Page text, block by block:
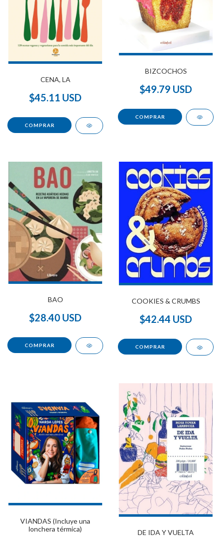
CENA, LA
$45.11 USD
BIZCOCHOS
$49.79 USD
BAO
$28.40 USD
COOKIES & CRUMBS
$42.44 USD
VIANDAS (Incluye una
lonchera térmica)
DE IDA Y VUELTA